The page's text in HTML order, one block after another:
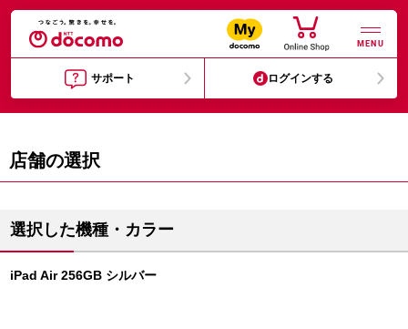
MENU
サポート ログインする
店舗の選択
選択した機種・カラー
iPad Air 256GB シルバー